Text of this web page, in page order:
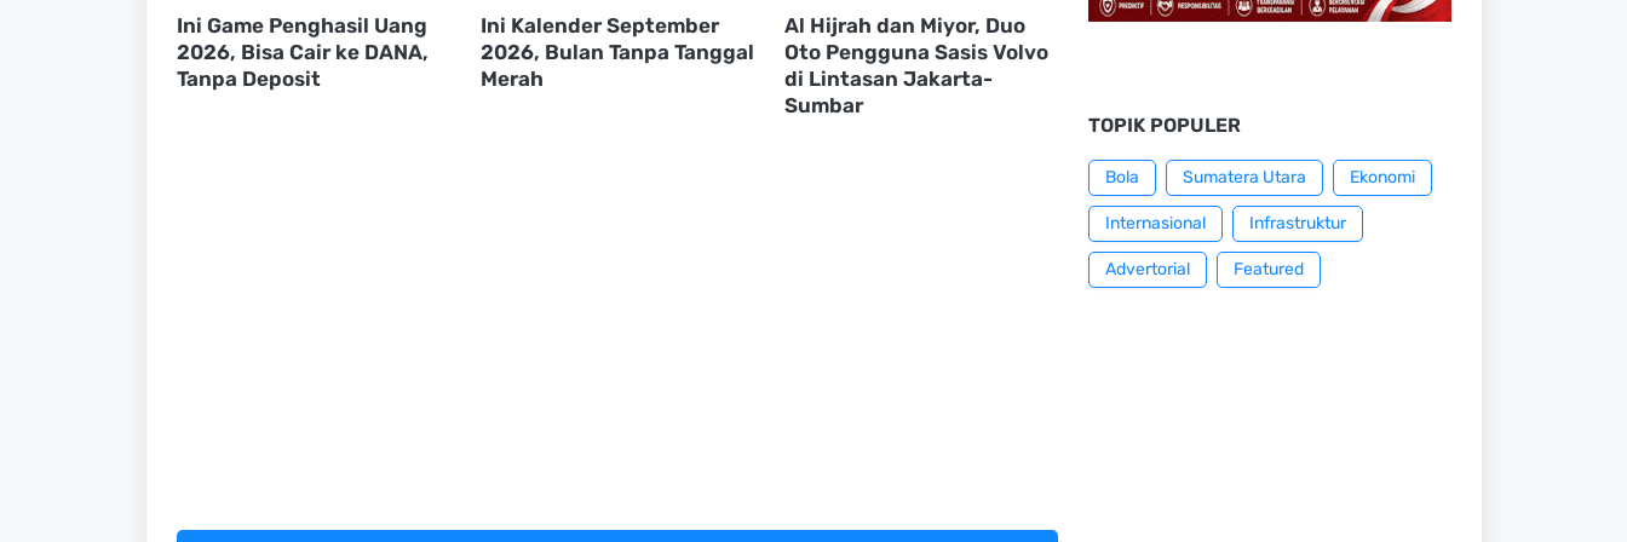
Ini Game Penghasil Uang
2026, Bisa Cair ke DANA,
Tanpa Deposit
Ini Kalender September
2026, Bulan Tanpa Tanggal
Merah
Al Hijrah dan Miyor, Duo
Oto Pengguna Sasis Volvo
di Lintasan Jakarta-
Sumbar
TOPIK POPULER
Bola Sumatera Utara Ekonomi
Internasional Infrastruktur
Advertorial Featured